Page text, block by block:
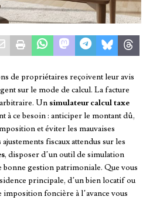
de propriétaires reçoivent leur avis
sur le mode de calcul. La facture
Un simulateur calcul taxe
à ce besoin : anticiper le montant dû,
et éviter les mauvaises
fiscaux attendus sur les
, disposer d’un outil de simulation
gestion patrimoniale. Que vous
principale, d’un bien locatif ou
foncière à l’avance vous